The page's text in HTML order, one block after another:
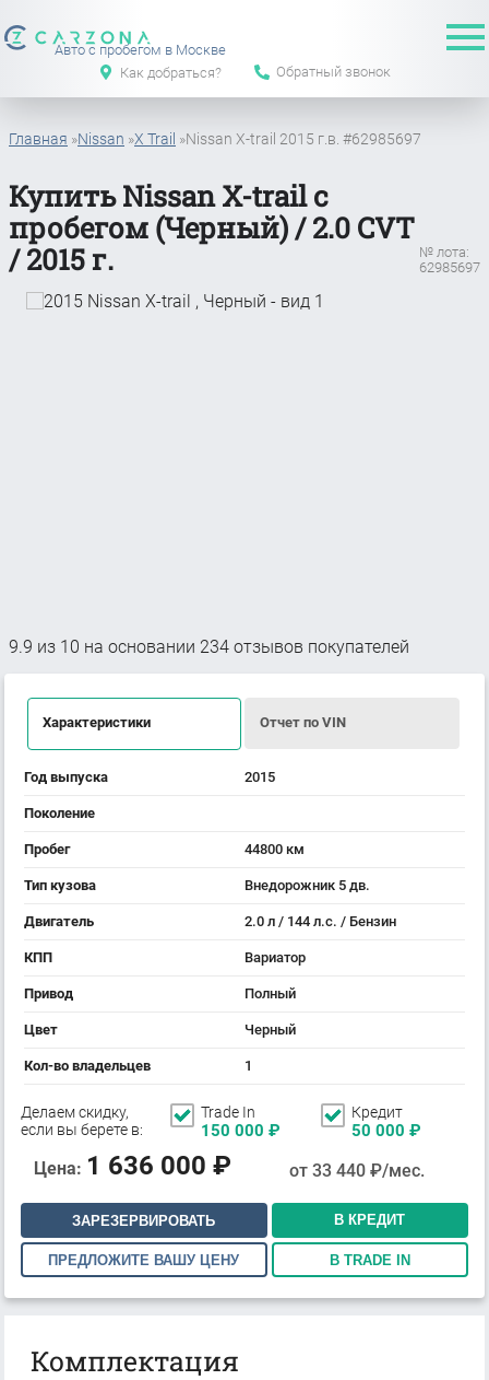
Авто с пробегом в Москве
Как добраться?
Обратный звонок
Главная »Nissan »X Trail »Nissan X-trail 2015 г.в. #62985697
Купить Nissan X-trail с
пробегом (Черный) / 2.0 CVT
/ 2015 г.
№ лота:
62985697
9.9 из 10 на основании 234 отзывов покупателей
Характеристики Отчет по VIN
Год выпуска 2015
Поколение
Пробег 44800 км
Тип кузова Внедорожник 5 дв.
Двигатель 2.0 л / 144 л.с. / Бензин
КПП Вариатор
Привод Полный
Цвет Черный
Кол-во владельцев 1
Делаем скидку,
если вы берете в:
Trade In
150 000 ₽
Кредит
50 000 ₽
Цена: 1 636 000 ₽ от 33 440₽/мес.
ЗАРЕЗЕРВИРОВАТЬ В КРЕДИТ
ПРЕДЛОЖИТЕ ВАШУ ЦЕНУ В TRADE IN
Комплектация